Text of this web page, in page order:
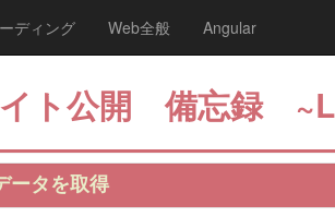
ディング Web全般 Angular
イト公開 備忘録
ータを取得